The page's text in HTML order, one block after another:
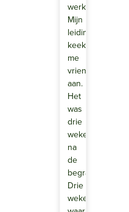
werken?
Mijn
leidinggevende
keek
me
vriendelijk
aan.
Het
was
drie
weken
na
de
begrafenis.
Drie
weken